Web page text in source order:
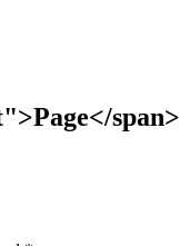
span>